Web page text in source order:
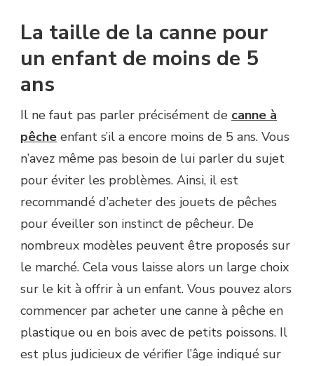
La taille de la canne pour
un enfant de moins de 5
ans
Il ne faut pas parler précisément de canne à
pêche enfant s’il a encore moins de 5 ans. Vous
n’avez même pas besoin de lui parler du sujet
pour éviter les problèmes. Ainsi, il est
recommandé d’acheter des jouets de pêches
pour éveiller son instinct de pêcheur. De
nombreux modèles peuvent être proposés sur
le marché. Cela vous laisse alors un large choix
sur le kit à offrir à un enfant. Vous pouvez alors
commencer par acheter une canne à pêche en
plastique ou en bois avec de petits poissons. Il
est plus judicieux de vérifier l’âge indiqué sur